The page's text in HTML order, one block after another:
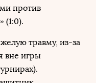
против
(1:0).
травму, из-за
вне игры